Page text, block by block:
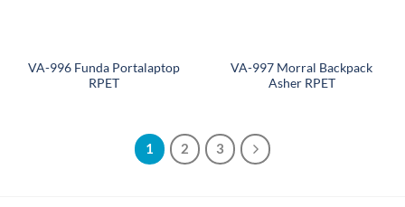
VA-996 Funda Portalaptop
RPET
VA-997 Morral Backpack
Asher RPET
1 2 3